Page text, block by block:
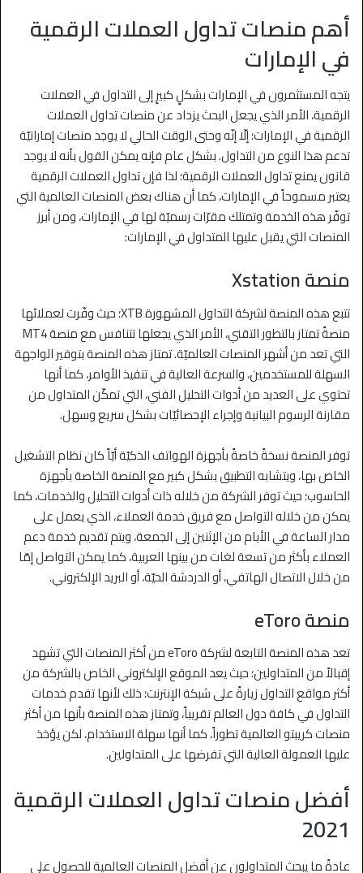
أهم منصات تداول العملات الرقمية
في الإمارات
يتجه المستثمرون في الإمارات بشكلٍ كبيرٍ إلى التداول في العملات
الرقمية، الأمر الذي يجعل البحث يزداد عن منصات تداول العملات
الرقمية في الإمارات؛ إلّا إنّه وحتى الوقت الحالي لا يوجد منصات إماراتيّة
تدعم هذا النوع من التداول. بشكل عام فإنه يمكن القول بأنه لا يوجد
قانون يمنع تداول العملات الرقمية؛ لذا فإن تداول العملات الرقمية
يعتبر مسموحاً في الإمارات، كما أن هناك بعض المنصات العالمية التي
توفّر هذه الخدمة وتمتلك مقرّات رسميّة لها في الإمارات، ومن أبرز
المنصات التي يقبل عليها المتداول في الإمارات:
منصة Xstation
تتبع هذه المنصة لشركة التداول المشهورة XTB؛ حيث وفّرت لعملائها
منصةً تمتاز بالتطور التقني، الأمر الذي يجعلها تتنافس مع منصة MT4
التي تعد من أشهر المنصات العالميّة. تمتاز هذه المنصة بتوفير الواجهة
السهلة للمستخدمين، والسرعة العالية في تنفيذ الأوامر، كما أنها
تحتوي على العديد من أدوات التحليل الفني، التي تمكّن المتداول من
مقارنة الرسوم البيانية وإجراء الإحصائيّات بشكل سريع وسهل.
توفر المنصة نسخةً خاصةً بأجهزة الهواتف الذكيّة أيّاً كان نظام التشغيل
الخاص بها، ويتشابه التطبيق بشكل كبير مع المنصة الخاصة بأجهزة
الحاسوب؛ حيث توفر الشركة من خلاله ذات أدوات التحليل والخدمات، كما
يمكن من خلاله التواصل مع فريق خدمة العملاء، الذي يعمل على
مدار الساعة في الأيام من الإثنين إلى الجمعة، ويتم تقديم خدمة دعم
العملاء بأكثر من تسعة لغات من بينها العربية، كما يمكن التواصل إمّا
من خلال الاتصال الهاتفي، أو الدردشة الحيّة، أو البريد الإلكتروني.
منصة eToro
تعد هذه المنصة التابعة لشركة eToro من أكثر المنصات التي تشهد
إقبالاً من المتداولين؛ حيث يعد الموقع الإلكتروني الخاص بالشركة من
أكثر مواقع التداول زيارةً على شبكة الإنترنت؛ ذلك لأنها تقدم خدمات
التداول في كافة دول العالم تقريباً، وتمتاز هذه المنصة بأنها من أكثر
منصات كريبتو العالمية تطوراً، كما أنها سهلة الاستخدام، لكن يؤخذ
عليها العمولة العالية التي تفرضها على المتداولين.
أفضل منصات تداول العملات الرقمية
2021
عادةً ما يبحث المتداولون عن أفضل المنصات العالمية للحصول على